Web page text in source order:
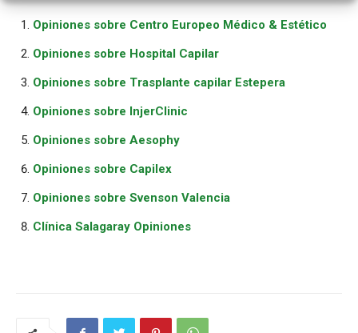
Opiniones sobre Centro Europeo Médico & Estético
Opiniones sobre Hospital Capilar
Opiniones sobre Trasplante capilar Estepera
Opiniones sobre InjerClinic
Opiniones sobre Aesophy
Opiniones sobre Capilex
Opiniones sobre Svenson Valencia
Clínica Salagaray Opiniones